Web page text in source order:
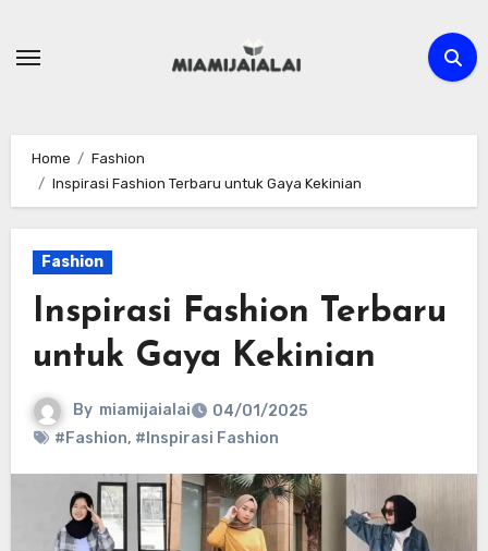
Home
Fashion
Inspirasi Fashion Terbaru untuk Gaya Kekinian
Fashion
Inspirasi Fashion Terbaru
untuk Gaya Kekinian
By miamijaialai
04/01/2025
#Fashion, #Inspirasi Fashion